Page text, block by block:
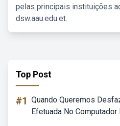
pelas principais instituições
dsw.aau.edu.et.
Top Post
#1 Quando Queremos
Efetuada No